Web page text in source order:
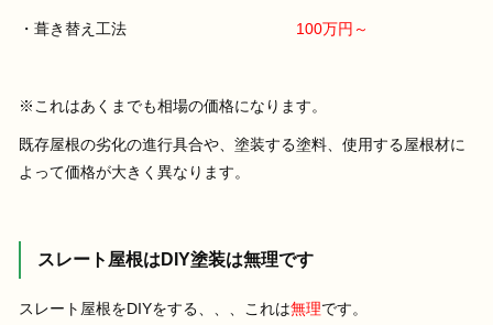
・葺き替え工法 100万円～
※これはあくまでも相場の価格になります。
既存屋根の劣化の進行具合や、塗装する塗料、使用する屋根材に
よって価格が大きく異なります。
スレート屋根はDIY塗装は無理です
スレート屋根をDIYをする、、、これは無理です。